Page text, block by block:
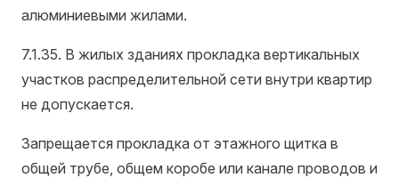
алюминиевыми жилами.
7.1.35. В жилых зданиях прокладка вертикальных
участков распределительной сети внутри квартир
не допускается.
Запрещается прокладка от этажного щитка в
общей трубе, общем коробе или канале проводов и